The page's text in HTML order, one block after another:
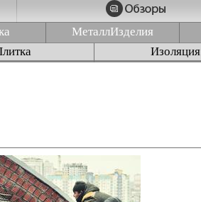
МеталлИзделия
Изоляция